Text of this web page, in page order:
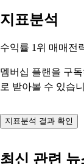
지표분석
수익률 1위 매매전
멤버십 플랜을 구
로 받아볼 수 있습
지표분석 결과 확인
최신 관련 뉴